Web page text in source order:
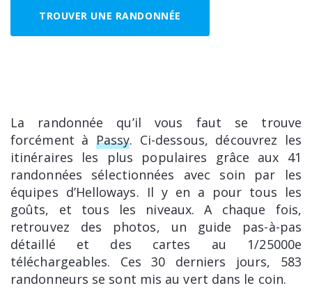
TROUVER UNE RANDONNÉE
La randonnée qu’il vous faut se trouve
forcément à Passy. Ci-dessous, découvrez les
itinéraires les plus populaires grâce aux 41
randonnées sélectionnées avec soin par les
équipes d’Helloways. Il y en a pour tous les
goûts, et tous les niveaux. A chaque fois,
retrouvez des photos, un guide pas-à-pas
détaillé et des cartes au 1/25000e
téléchargeables. Ces 30 derniers jours, 583
randonneurs se sont mis au vert dans le coin.